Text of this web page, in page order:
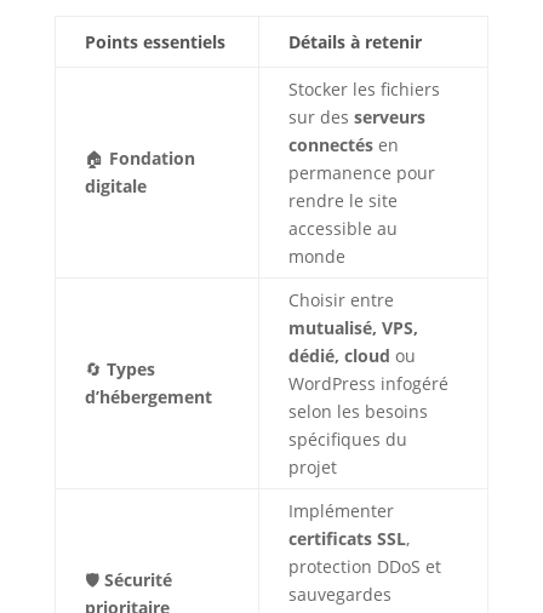
Points essentiels Détails à retenir
🏠 Fondation
digitale
Stocker les fichiers
sur des serveurs
connectésen
permanence pour
rendre le site
accessible au
monde
🔄 Types
d’hébergement
Choisir entre
mutualisé, VPS,
dédié, cloud ou
WordPress infogéré
selon les besoins
spécifiques du
projet
🛡️ Sécurité
prioritaire
Implémenter
certificats SSL,
protection DDoS et
sauvegardes